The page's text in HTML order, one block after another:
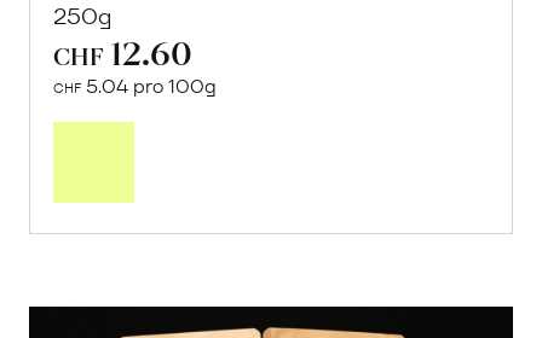
250g
CHF 12.60
CHF 5.04 pro 100g